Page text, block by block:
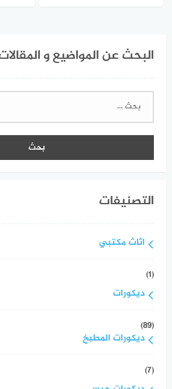
البحث عن المواضيع و
البحث
التصنيفات
اثاث مكتبي
(1)
ديكورات
(89)
ديكورات المطبخ
(7)